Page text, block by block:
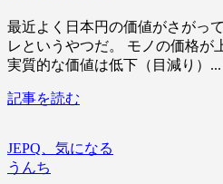
最近よく日本円の価値がさがっ
レというやつだ。 モノの価格が
実質的な価値は低下（目減り）...
記事を読む
JEPQ、気になる
うんち